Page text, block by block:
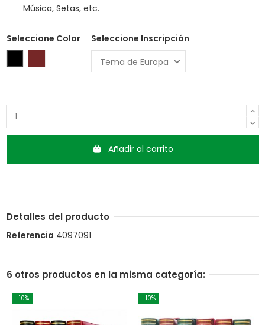
Música, Setas, etc.
Seleccione Color
Seleccione Inscripción
Añadir al carrito
Detalles del producto
Referencia 4097091
6 otros productos en la misma categoría:
-10% -10%